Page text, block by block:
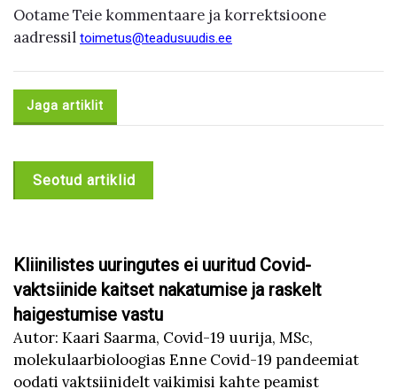
Ootame Teie kommentaare ja korrektsioone
aadressil toimetus@teadusuudis.ee
Jaga artiklit
Seotud artiklid
Kliinilistes uuringutes ei uuritud Covid-
vaktsiinide kaitset nakatumise ja raskelt
haigestumise vastu
Autor: Kaari Saarma, Covid-19 uurija, MSc,
molekulaarbioloogias Enne Covid-19 pandeemiat
oodati vaktsiinidelt vaikimisi kahte peamist